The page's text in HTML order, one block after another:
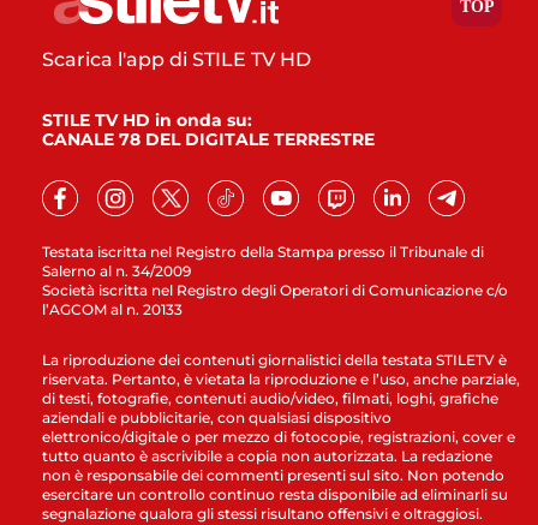
Testata iscritta nel Registro della Stampa presso il Tribunale di
Salerno al n. 34/2009
Società iscritta nel Registro degli Operatori di Comunicazione c/o
l’AGCOM al n. 20133
Scarica l'app di STILE TV HD
STILE TV HD in onda su:
CANALE 78 DEL DIGITALE TERRESTRE
La riproduzione dei contenuti giornalistici della testata STILETV è
riservata. Pertanto, è vietata la riproduzione e l’uso, anche parziale,
di testi, fotografie, contenuti audio/video, filmati, loghi, grafiche
aziendali e pubblicitarie, con qualsiasi dispositivo
elettronico/digitale o per mezzo di fotocopie, registrazioni, cover e
tutto quanto è ascrivibile a copia non autorizzata. La redazione
non è responsabile dei commenti presenti sul sito. Non potendo
esercitare un controllo continuo resta disponibile ad eliminarli su
segnalazione qualora gli stessi risultano offensivi e oltraggiosi.